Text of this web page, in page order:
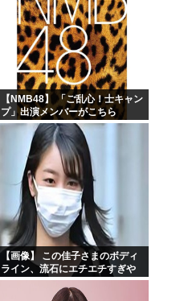
【NMB48】 「ご乱心！士キャン
プ」出演メンバーがこちら
【画像】 この佳子さまのボディ
ライン、流石にエチエチすぎや
ろ！